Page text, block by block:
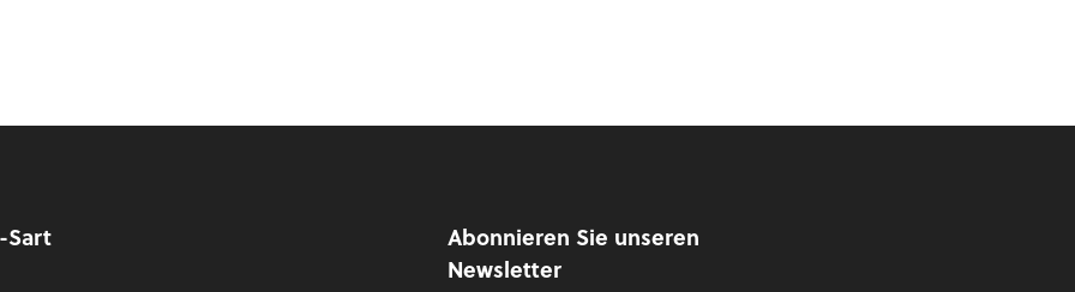
Sart
Abonnieren Sie unseren
Newsletter